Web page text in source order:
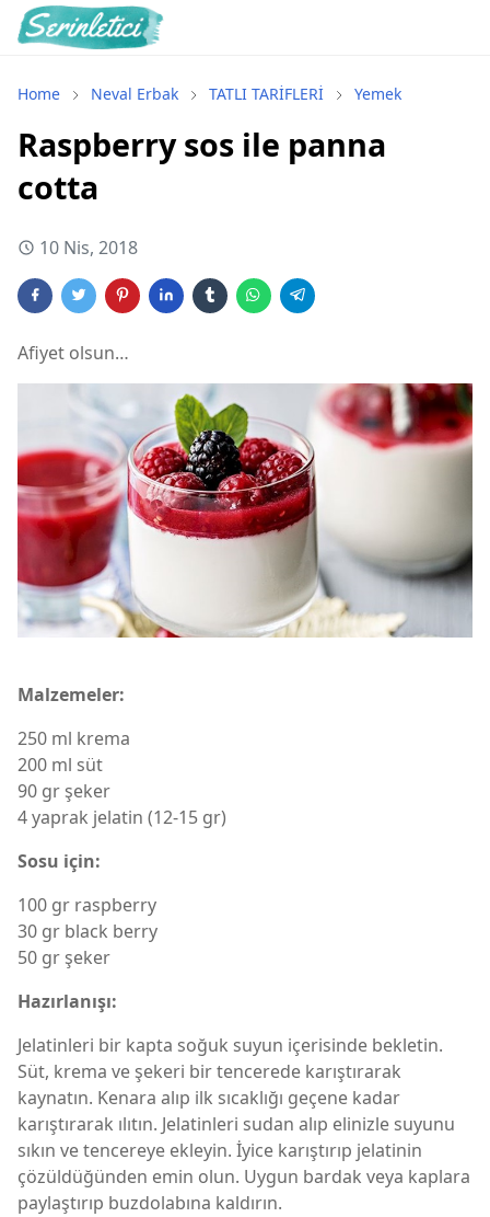
Home Neval Erbak TATLI TARİFLERİ Yemek
Raspberry sos ile panna
cotta
10 Nis, 2018
Afiyet olsun…
Malzemeler:
250 ml krema
200 ml süt
90 gr şeker
4 yaprak jelatin (12-15 gr)
Sosu için:
100 gr raspberry
30 gr black berry
50 gr şeker
Hazırlanışı:
Jelatinleri bir kapta soğuk suyun içerisinde bekletin.
Süt, krema ve şekeri bir tencerede karıştırarak
kaynatın. Kenara alıp ilk sıcaklığı geçene kadar
karıştırarak ılıtın. Jelatinleri sudan alıp elinizle suyunu
sıkın ve tencereye ekleyin. İyice karıştırıp jelatinin
çözüldüğünden emin olun. Uygun bardak veya kaplara
paylaştırıp buzdolabına kaldırın.